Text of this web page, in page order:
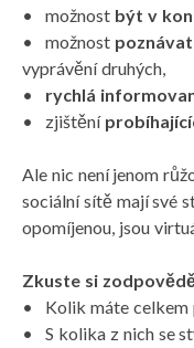
• možnost být v
• možnost
vyprávění druhých,
• rychlá
• zjištění
Ale nic není jenom
sociální sítě mají své
opomíjenou, jsou
Zkuste si
• Kolik máte celkem
• S kolika z nich se